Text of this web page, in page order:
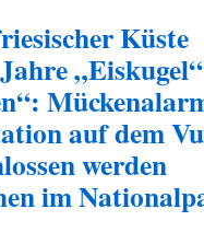
Küste
„Eiskugel“
auf dem
werden
im